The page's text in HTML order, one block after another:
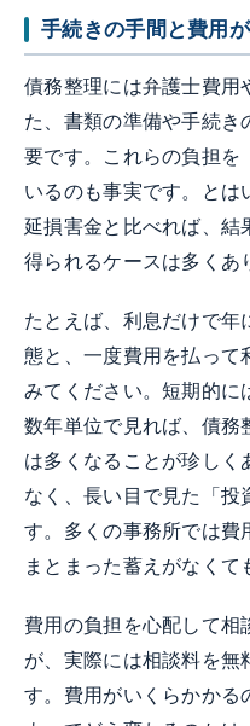
手続きの手間と費用
債務整理には弁護士費用
た、書類の準備や手続き
要です。これらの負担を
いるのも事実です。とは
延損害金と比べれば、結
得られるケースは多くあ
たとえば、利息だけで年
態と、一度費用を払って
みてください。短期的に
数年単位で見れば、債務
は多くなることが珍しく
なく、長い目で見た「
す。多くの事務所では費
まとまった蓄えがなくて
費用の負担を心配して相
が、実際には相談料を
す。費用がいくらかかる